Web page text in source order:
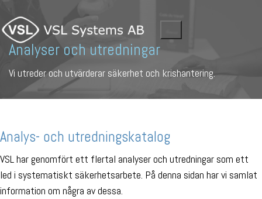
Analyser och utredningar
Vi utreder och utvärderar säkerhet och krishantering.
Analys- och utredningskatalog
VSL har genomfört ett flertal analyser och utredningar som ett
led i systematiskt säkerhetsarbete. På denna sidan har vi samlat
information om några av dessa.